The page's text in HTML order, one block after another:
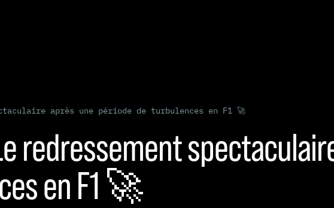
après une période de turbulences en F1 🚀
redressement
en F1 🚀